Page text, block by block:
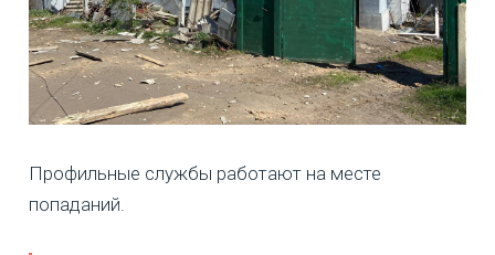
Профильные службы работают на месте
попаданий.